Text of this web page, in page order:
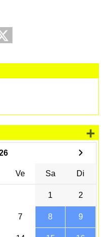
Ve Sa Di
1 2
7 8 9
+